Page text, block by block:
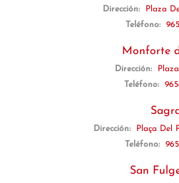
Dirección:
Plaza
Teléfono:
Monforte
Dirección:
Teléfono:
Dirección:
Plaça Del
Teléfono:
San